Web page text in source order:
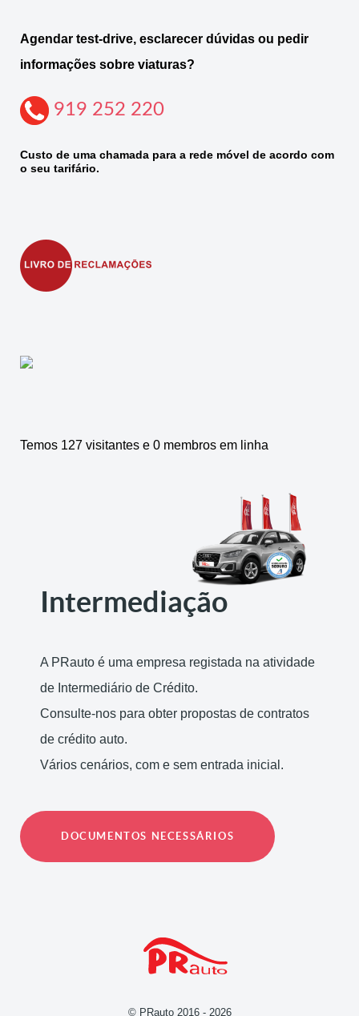
Agendar test-drive, esclarecer dúvidas ou pedir
informações sobre viaturas?
919 252 220
Custo de uma chamada para a rede móvel de acordo com
o seu tarifário.
Temos 127 visitantes e 0 membros em linha
Intermediação
A PRauto é uma empresa registada na atividade
de Intermediário de Crédito.
Consulte-nos para obter propostas de contratos
de crédito auto.
Vários cenários, com e sem entrada inicial.
DOCUMENTOS NECESSÁRIOS
© PRauto 2016 - 2026